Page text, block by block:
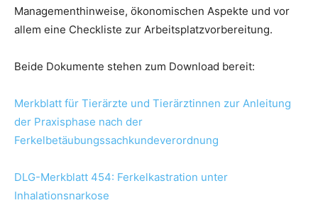
Managementhinweise, ökonomischen Aspekte und vor
allem eine Checkliste zur Arbeitsplatzvorbereitung.
Beide Dokumente stehen zum Download bereit:
Merkblatt für Tierärzte und Tierärztinnen zur Anleitung
der Praxisphase nach der
Ferkelbetäubungssachkundeverordnung
DLG-Merkblatt 454: Ferkelkastration unter
Inhalationsnarkose